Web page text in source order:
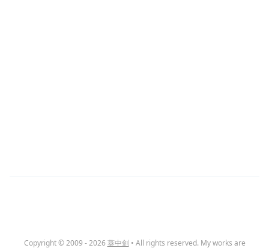
Copyright © 2009 - 2026葵中剑• All rights reserved. My works are